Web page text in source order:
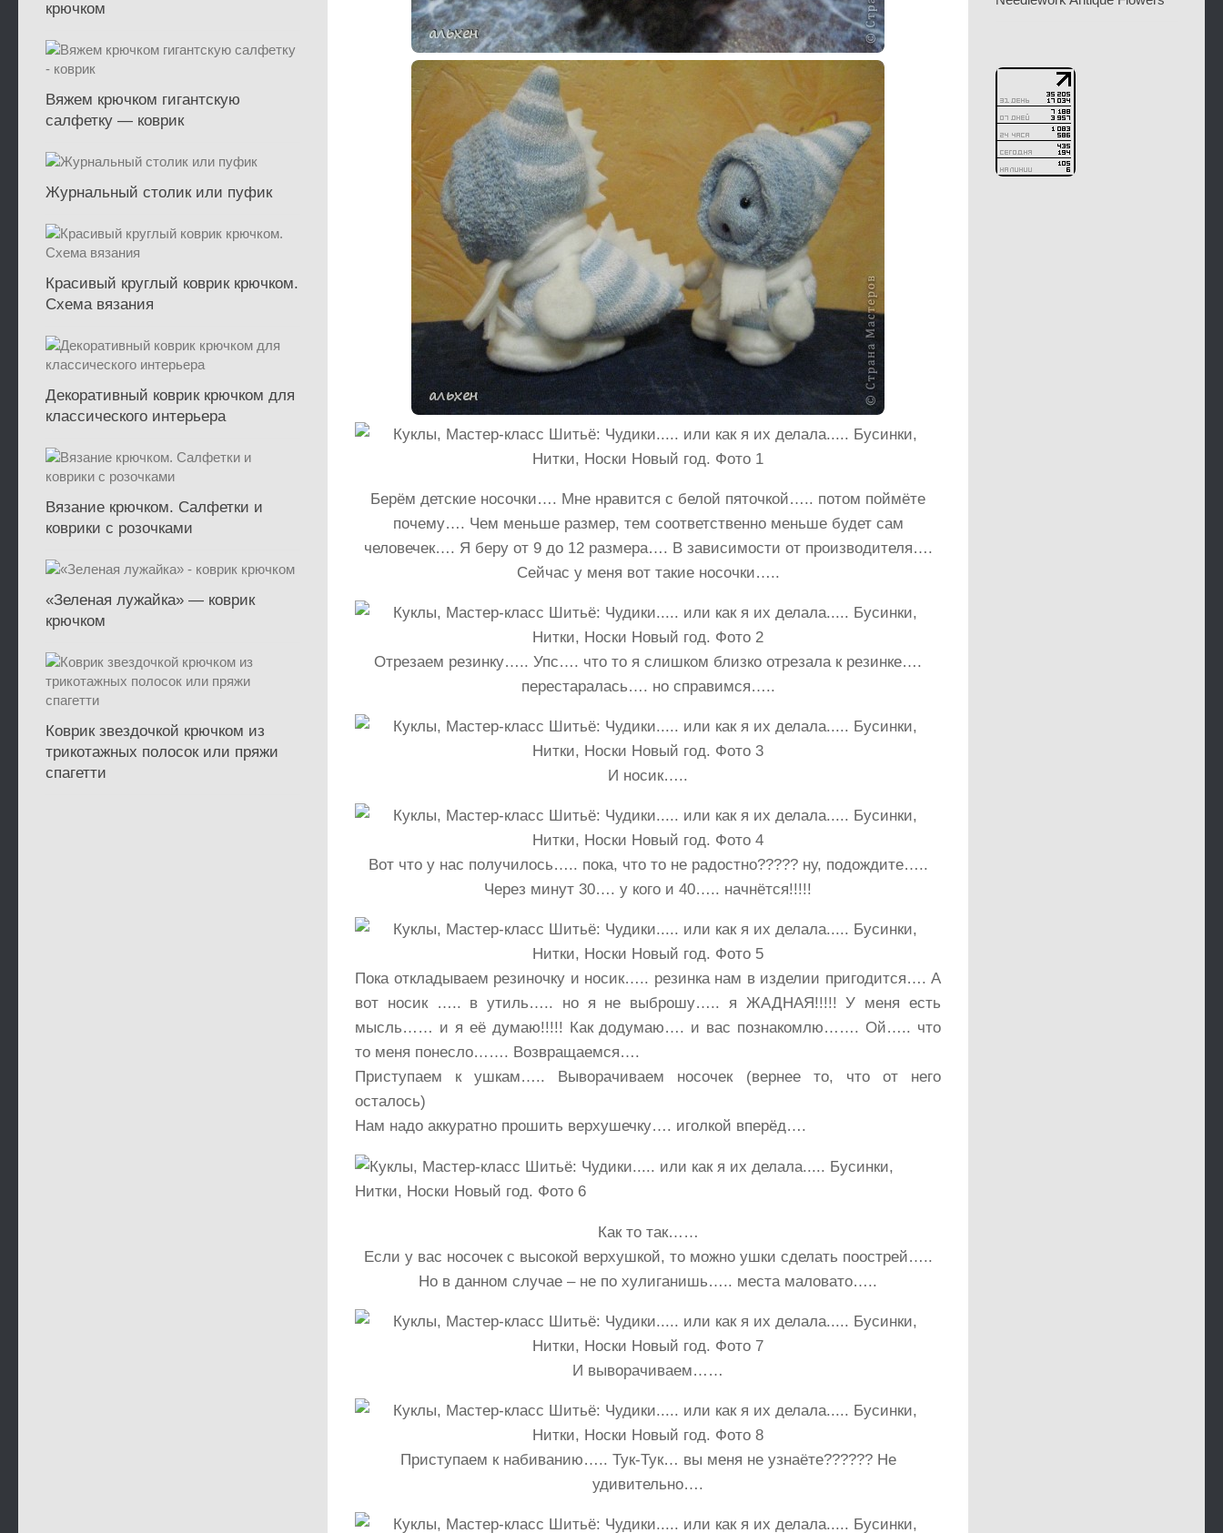
Берём детские носочки…. Мне нравится с белой пяточкой….. потом поймёте
почему…. Чем меньше размер, тем соответственно меньше будет сам
человечек…. Я беру от 9 до 12 размера…. В зависимости от производителя….
Сейчас у меня вот такие носочки…..
Отрезаем резинку….. Упс…. что то я слишком близко отрезала к резинке….
перестаралась…. но справимся…..
И носик…..
Вот что у нас получилось….. пока, что то не радостно????? ну, подождите…..
Через минут 30…. у кого и 40….. начнётся!!!!!
Пока откладываем резиночку и носик….. резинка нам в изделии пригодится…. А
вот носик ….. в утиль….. но я не выброшу….. я ЖАДНАЯ!!!!! У меня есть
мысль…… и я её думаю!!!!! Как додумаю…. и вас познакомлю……. Ой….. что
то меня понесло……. Возвращаемся….
Приступаем к ушкам….. Выворачиваем носочек (вернее то, что от него
осталось)
Нам надо аккуратно прошить верхушечку…. иголкой вперёд….
Как то так……
Если у вас носочек с высокой верхушкой, то можно ушки сделать поострей…..
Но в данном случае – не по хулиганишь….. места маловато…..
И выворачиваем……
Приступаем к набиванию….. Тук-Тук… вы меня не узнаёте?????? Не
удивительно….
крючком
Вяжем крючком гигантскую
салфетку — коврик
Журнальный столик или пуфик
Красивый круглый коврик крючком.
Схема вязания
Декоративный коврик крючком для
классического интерьера
Вязание крючком. Салфетки и
коврики с розочками
«Зеленая лужайка» — коврик
крючком
Коврик звездочкой крючком из
трикотажных полосок или пряжи
спагетти